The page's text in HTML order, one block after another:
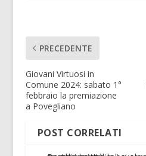
PRECEDENTE
Giovani Virtuosi in
Comune 2024: sabato 1°
febbraio la premiazione
a Povegliano
POST CORRELATI